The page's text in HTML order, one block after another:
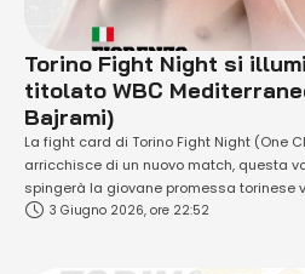
Torino Fight Night si
titolato WBC
Bajrami)
La fight card di Torino Fight Night (One
arricchisce di un nuovo match, questa
spingerà la giovane promessa torinese
internazionale in otto riprese contro
3 Giugno 2026, ore 22:52